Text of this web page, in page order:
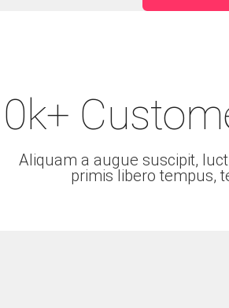
Aliquam a augue suscipit,
primis libero tempus,